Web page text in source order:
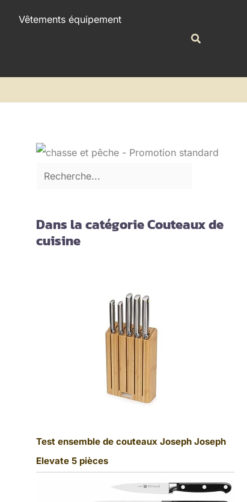
Vêtements équipement
r
h
Dans la catégorie Couteaux de
cuisine
Test ensemble de couteaux Joseph Joseph
Elevate 5 pièces